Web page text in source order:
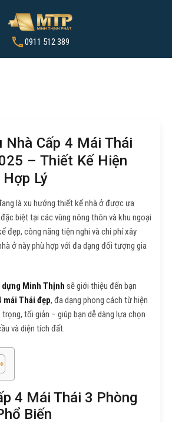
0911 512 389
Nhà Cấp 4 Mái Thái
– Thiết Kế Hiện
Lý
là xu hướng thiết kế nhà ở được ưa
biệt tại các vùng nông thôn và khu ngoại
đẹp, công năng tiện nghi và chi phí xây
ở này phù hợp với đa dạng đối tượng gia
dựng Minh Thịnh sẽ giới thiệu đến bạn
mái Thái đẹp, đa dạng phong cách từ hiện
tối giản – giúp bạn dễ dàng lựa chọn
và diện tích đất.
4 Mái Thái 3 Phòng
Biến